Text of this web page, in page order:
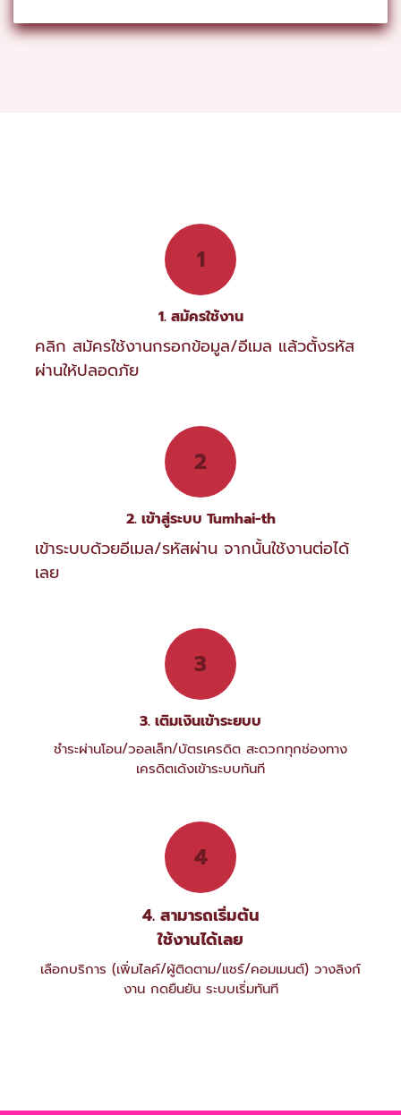
1
1. สมัครใช้งาน
คลิก สมัครใช้งานกรอกข้อมูล/อีเมล แล้วตั้งรหัส
ผ่านให้ปลอดภัย
2
2. เข้าสู่ระบบ Tumhai-th
เข้าระบบด้วยอีเมล/รหัสผ่าน จากนั้นใช้งานต่อได้
เลย
3
3. เติมเงินเข้าระยบบ
ชำระผ่านโอน/วอลเล็ท/บัตรเครดิต สะดวกทุกช่องทาง
เครดิตเด้งเข้าระบบทันที
4
4. สามารถเริ่มต้น
ใช้งานได้เลย
เลือกบริการ (เพิ่มไลค์/ผู้ติดตาม/แชร์/คอมเมนต์) วางลิงก์
งาน กดยืนยัน ระบบเริ่มทันที